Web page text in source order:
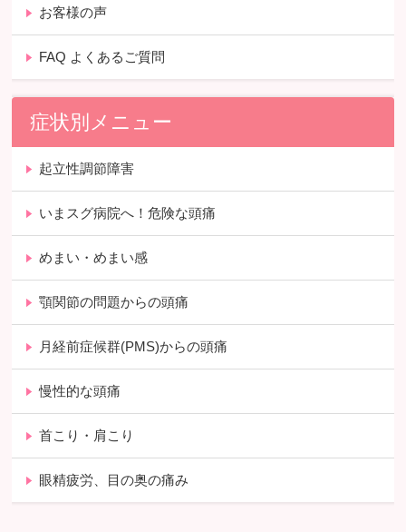
お客様の声
FAQ よくあるご質問
症状別メニュー
起立性調節障害
いまスグ病院へ！危険な頭痛
めまい・めまい感
顎関節の問題からの頭痛
月経前症候群(PMS)からの頭痛
慢性的な頭痛
首こり・肩こり
眼精疲労、目の奥の痛み